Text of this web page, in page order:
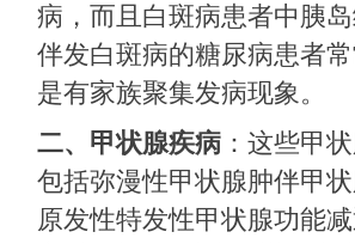
病，而且白斑病患者中胰
伴发白斑病的糖尿病患者
是有家族聚集发病现象。
二、甲状腺疾病 ：这些甲
包括弥漫性甲状腺肿伴甲
原发性特发性甲状腺功能